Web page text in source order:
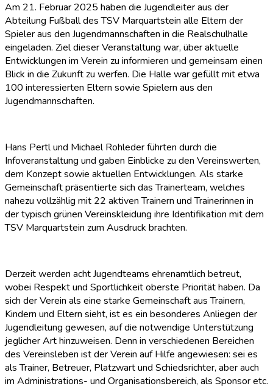
Am 21. Februar 2025 haben die Jugendleiter aus der
Abteilung Fußball des TSV Marquartstein alle Eltern der
Spieler aus den Jugendmannschaften in die Realschulhalle
eingeladen. Ziel dieser Veranstaltung war, über aktuelle
Entwicklungen im Verein zu informieren und gemeinsam einen
Blick in die Zukunft zu werfen. Die Halle war gefüllt mit etwa
100 interessierten Eltern sowie Spielern aus den
Jugendmannschaften.
Hans Pertl und Michael Rohleder führten durch die
Infoveranstaltung und gaben Einblicke zu den Vereinswerten,
dem Konzept sowie aktuellen Entwicklungen. Als starke
Gemeinschaft präsentierte sich das Trainerteam, welches
nahezu vollzählig mit 22 aktiven Trainern und Trainerinnen in
der typisch grünen Vereinskleidung ihre Identifikation mit dem
TSV Marquartstein zum Ausdruck brachten.
Derzeit werden acht Jugendteams ehrenamtlich betreut,
wobei Respekt und Sportlichkeit oberste Priorität haben. Da
sich der Verein als eine starke Gemeinschaft aus Trainern,
Kindern und Eltern sieht, ist es ein besonderes Anliegen der
Jugendleitung gewesen, auf die notwendige Unterstützung
jeglicher Art hinzuweisen. Denn in verschiedenen Bereichen
des Vereinsleben ist der Verein auf Hilfe angewiesen: sei es
als Trainer, Betreuer, Platzwart und Schiedsrichter, aber auch
im Administrations- und Organisationsbereich, als Sponsor etc.